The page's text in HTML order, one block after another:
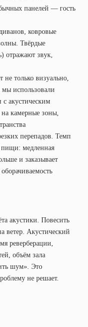
панелей — гость
ковровые
Твёрдые
отражают звук,
не только визуально,
использовали
с акустическим
камерные зоны,
перепадов. Темп
пищи: медленная
и заказывает
акустики. Повесить
ветер. Акустический
реверберации,
объём зала
шум». Это
не решает.